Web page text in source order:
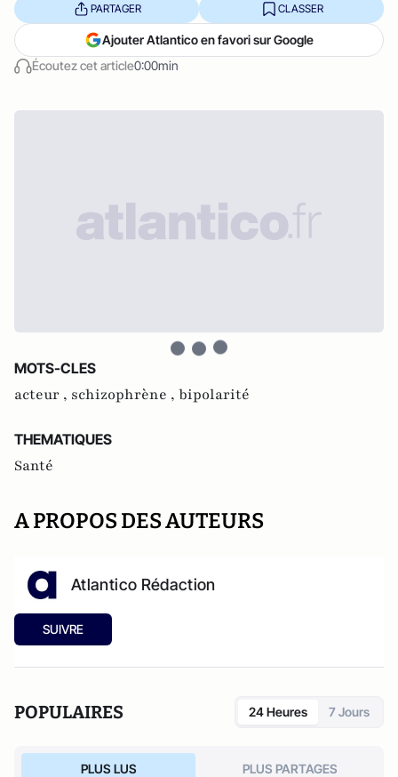
Écoutez cet article0:00min
PARTAGER CLASSER
Ajouter Atlantico en favori sur Google
MOTS-CLES
acteur , schizophrène , bipolarité
THEMATIQUES
Santé
A PROPOS DES AUTEURS
Atlantico Rédaction
SUIVRE
POPULAIRES 24 Heures 7 Jours
PLUS LUS PLUS PARTAGES